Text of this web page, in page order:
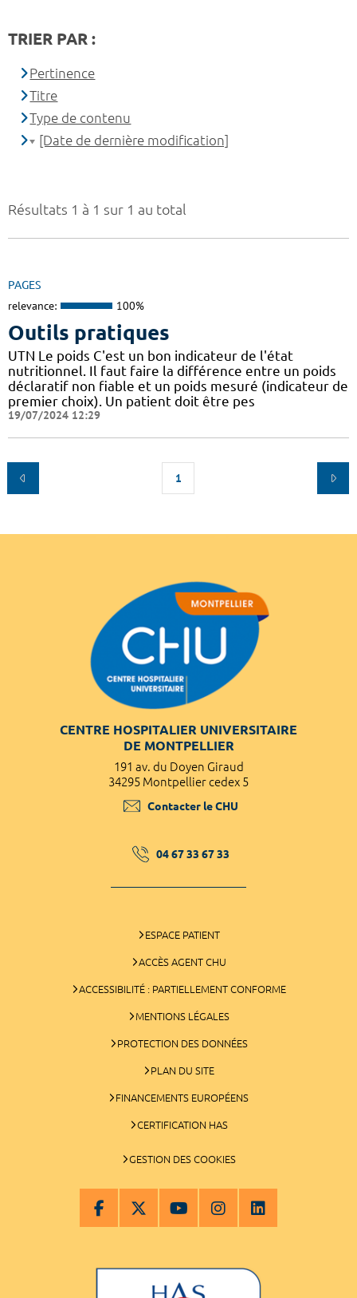
Résultats 1 à 1 sur 1 au total
PAGES
relevance: 100%
Outils pratiques
UTN Le poids C'est un bon indicateur de l'état
nutritionnel. Il faut faire la différence entre un poids
déclaratif non fiable et un poids mesuré (indicateur de
premier choix). Un patient doit être pes
19/07/2024 12:29
1
TRIER PAR :
Pertinence
Titre
Type de contenu
[Date de dernière modification]
CENTRE HOSPITALIER UNIVERSITAIRE
DE MONTPELLIER
191 av. du Doyen Giraud
34295 Montpellier cedex 5
Contacter le CHU
04 67 33 67 33
ESPACE PATIENT
ACCÈS AGENT CHU
ACCESSIBILITÉ : PARTIELLEMENT CONFORME
MENTIONS LÉGALES
PROTECTION DES DONNÉES
PLAN DU SITE
FINANCEMENTS EUROPÉENS
CERTIFICATION HAS
GESTION DES COOKIES